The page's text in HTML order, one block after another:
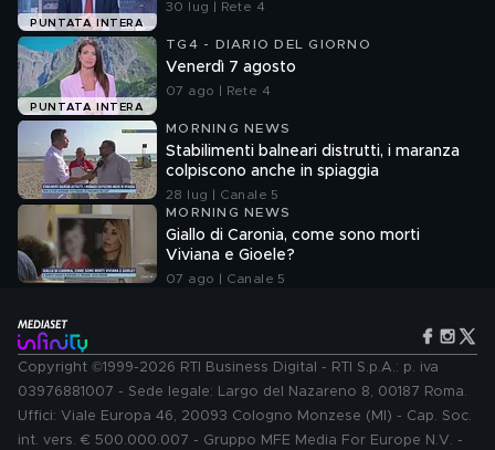
PUNTATA INTERA
30 lug | Rete 4
PUNTATA INTERA
TG4 - DIARIO DEL GIORNO
Venerdì 7 agosto
07 ago | Rete 4
MORNING NEWS
Stabilimenti balneari distrutti, i maranza
colpiscono anche in spiaggia
28 lug | Canale 5
MORNING NEWS
Giallo di Caronia, come sono morti
Viviana e Gioele?
07 ago | Canale 5
Copyright ©1999-2026 RTI Business Digital - RTI S.p.A.: p. iva
03976881007 - Sede legale: Largo del Nazareno 8, 00187 Roma.
Uffici: Viale Europa 46, 20093 Cologno Monzese (MI) - Cap. Soc.
int. vers. € 500.000.007 - Gruppo MFE Media For Europe N.V. -